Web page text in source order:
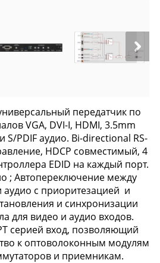
передатчик по
VGA, DVI-I, HDMI, 3.5mm
S/PDIF аудио. Bi-directional RS-
HDCP совместимый, 4
EDID на каждый порт.
; Автопереключение между
аудио с приоритезацией и
и синхронизации
для видео и аудио входов.
серией вход, позволяющий
к оптоволоконным модулям
и приемникам.